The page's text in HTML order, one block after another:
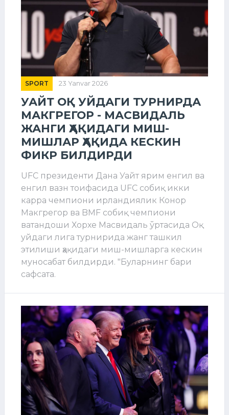
SPORT 23 Yanvar 2026
УАЙТ ОҚ УЙДАГИ ТУРНИРДА
МАКГРЕГОР - МАСВИДАЛЬ
ЖАНГИ ҲАҚИДАГИ МИШ-
МИШЛАР ҲАҚИДА КЕСКИН
ФИКР БИЛДИРДИ
UFC президенти Дана Уайт ярим енгил ва
енгил вазн тоифасида UFC собиқ икки
карра чемпиони ирландиялик Конор
Макгрегор ва BMF собиқ чемпиони
ватандоши Хорхе Масвидаль ўртасида Оқ
уйдаги лига турнирида жанг ташкил
этилиши ҳақидаги миш-мишларга кескин
муносабат билдирди. "Буларнинг бари
сафсата.